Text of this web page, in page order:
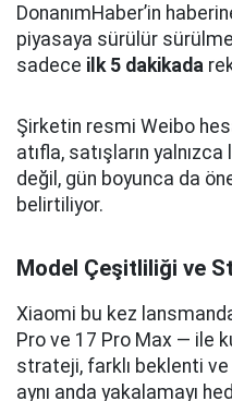
DonanımHaber’in
piyasaya sürülür
sadece ilk 5 dakikada
Şirketin resmi Weibo
atıfla, satışların
değil, gün boyunca da
belirtiliyor.
Model Çeşitliliği ve
Xiaomi bu kez
Pro ve 17 Pro Max — ile
strateji, farklı beklenti ve
aynı anda yakalamayı